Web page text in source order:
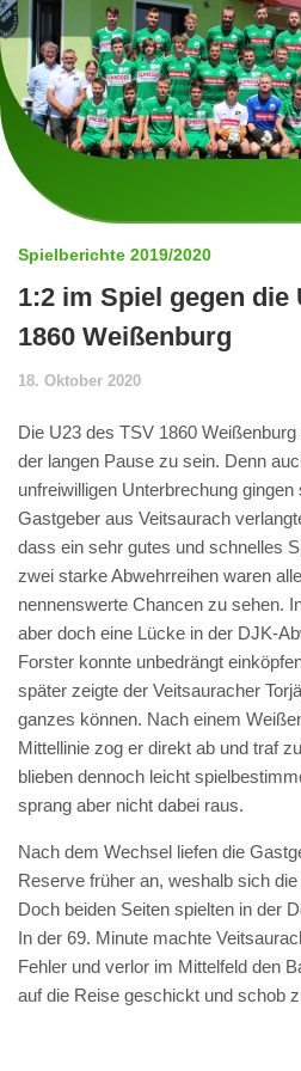
Skip
to
content
Spielberichte 2019/2020
1:2 im Spiel gegen die
1860 Weißenburg
18. Oktober 2020
Die U23 des TSV 1860
der langen Pause zu sein. Denn
unfreiwilligen Unterbrechung
Gastgeber aus Veitsaurach
dass ein sehr gutes und schnelles
zwei starke Abwehrreihen waren
nennenswerte Chancen zu sehen.
aber doch eine Lücke in der DJK-
Forster konnte unbedrängt
später zeigte der Veitsauracher
ganzes können. Nach einem
Mittellinie zog er direkt ab und traf
blieben dennoch leicht
sprang aber nicht dabei raus.
Nach dem Wechsel liefen die
Reserve früher an, weshalb sich
Doch beiden Seiten spielten in der
In der 69. Minute machte
Fehler und verlor im Mittelfeld den
auf die Reise geschickt und schob